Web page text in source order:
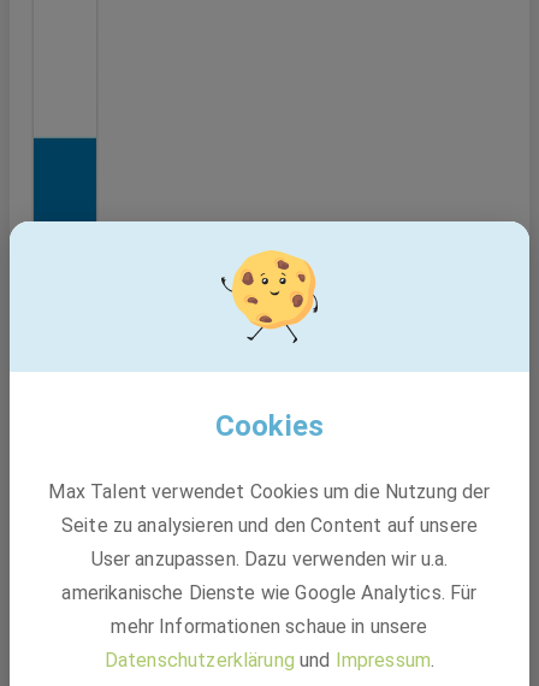
Cookies
Max Talent verwendet Cookies um die Nutzung der
Seite zu analysieren und den Content auf unsere
User anzupassen. Dazu verwenden wir u.a.
amerikanische Dienste wie Google Analytics. Für
mehr Informationen schaue in unsere
Datenschutzerklärung und Impressum.